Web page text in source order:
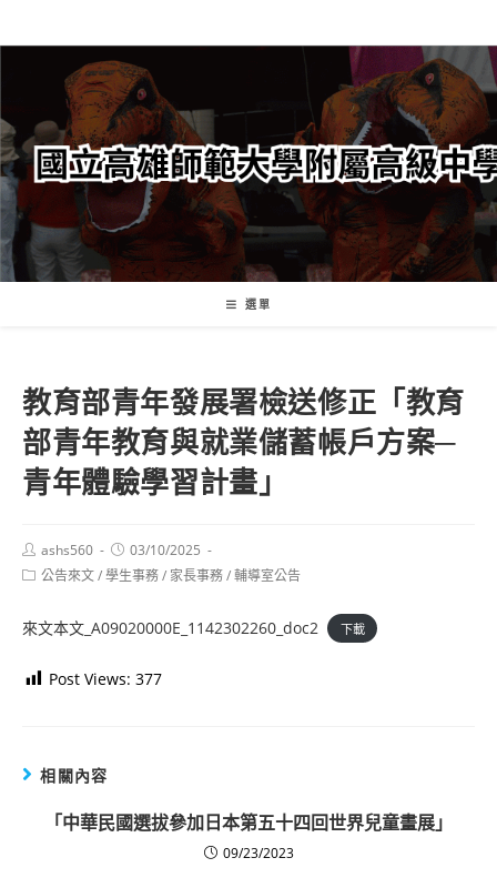
轉
要
內
容
選單
教育部青年發展署檢送修正「教育
部青年教育與就業儲蓄帳戶方案─
青年體驗學習計畫」
Post
author:
ashs560
Post
published:
03/10/2025
Post公告來文/學生事務/ 家長事務/輔導室公告
來文本文_A09020000E_1142302260_doc2 下載
Post Views: 377
相關內容
「中華民國選拔參加日本第五十四回世界兒童畫展」
09/23/2023